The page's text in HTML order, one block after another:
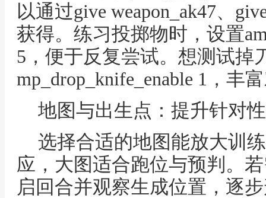
以通过give weapon_ak47、
获得。练习投掷物时，设置
5，便于反复尝试。想测试掉
mp_drop_knife_enable 1，丰
地图与出生点：提升针对性
选择合适的地图能放大训
应，大图适合跑位与预判。
启回合并观察生成位置，逐